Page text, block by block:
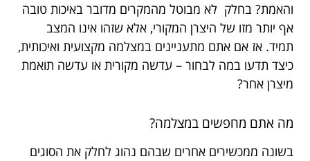
והאמת? בחלק לא מבוטל מהמקרים מדובר באיכות טובה
אף יותר מזו של היצרן המקורי, אלא שזהו אינו המצב
תמיד. אז אם אתם מתעניינים במצלמה מקצועית ואיכותית,
כיצד תדעו במה לבחור – עדשה מקורית או עדשה תואמת
מיצרן אחר?
מה אתם מחפשים במצלמה?
בשונה ממכשירים אחרים שבהם נהוג לחלק את הסוגים